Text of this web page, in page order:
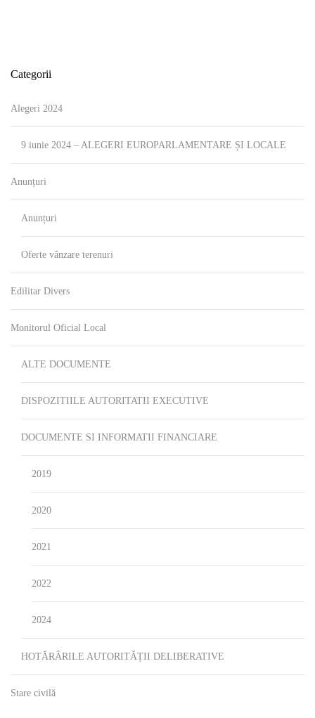
Categorii
Alegeri 2024
9 iunie 2024 – ALEGERI EUROPARLAMENTARE ȘI LOCALE
Anunțuri
Anunțuri
Oferte vânzare terenuri
Edilitar Divers
Monitorul Oficial Local
ALTE DOCUMENTE
DISPOZITIILE AUTORITATII EXECUTIVE
DOCUMENTE SI INFORMATII FINANCIARE
2019
2020
2021
2022
2024
HOTĂRÂRILE AUTORITĂȚII DELIBERATIVE
Stare civilă